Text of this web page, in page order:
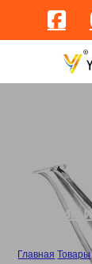
Чайник
Главная /Товары